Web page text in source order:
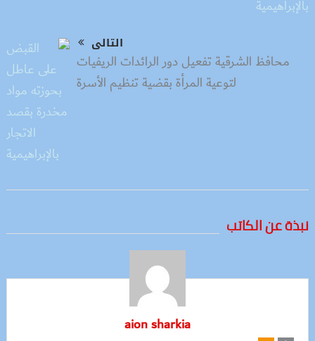
التالى
محافظ الشرقية تفعيل دور الرائدات الريفيات
لتوعية المرأة بقضية تنظيم الأسرة
نبذة عن الكاتب
aion sharkia